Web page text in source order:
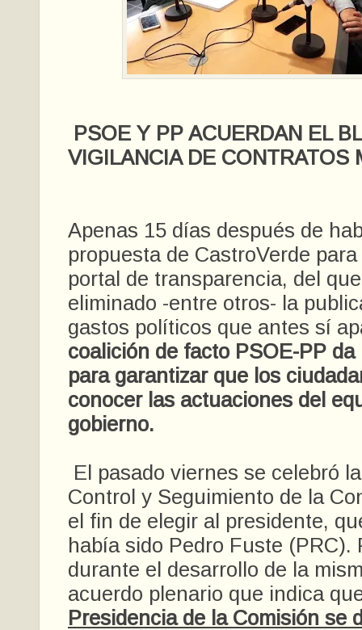
PSOE Y PP ACUERDAN EL
VIGILANCIA DE CONTRATOS
Apenas 15 días después de
propuesta de CastroVerde
portal de transparencia, del
eliminado -entre otros- la
gastos políticos que antes sí
coalición de facto PSOE-PP da
para garantizar que los
conocer las actuaciones del
gobierno.
El pasado viernes se celebró
Control y Seguimiento de la
el fin de elegir al presidente,
había sido Pedro Fuste (PRC).
durante el desarrollo de la
acuerdo plenario que indica
Presidencia de la Comisión se